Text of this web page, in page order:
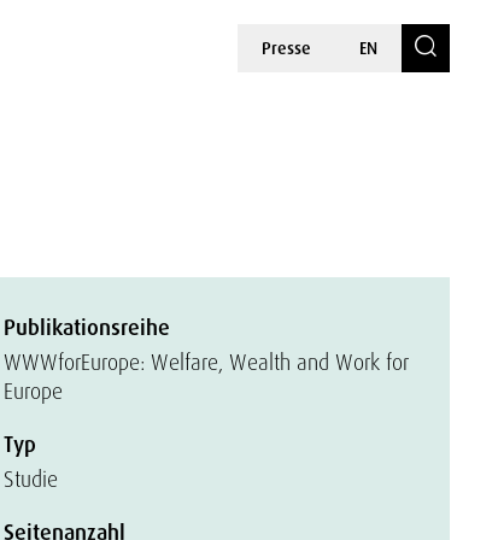
Presse EN
Publikationsreihe
WWWforEurope: Welfare, Wealth and Work for
Europe
Typ
Studie
Seitenanzahl